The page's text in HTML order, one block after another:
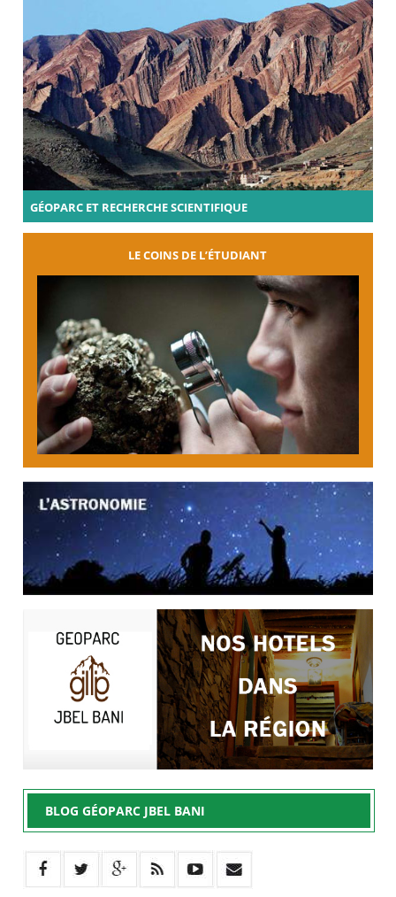
GÉOPARC ET RECHERCHE SCIENTIFIQUE
LE COINS DE L’ÉTUDIANT
BLOG GÉOPARC JBEL BANI